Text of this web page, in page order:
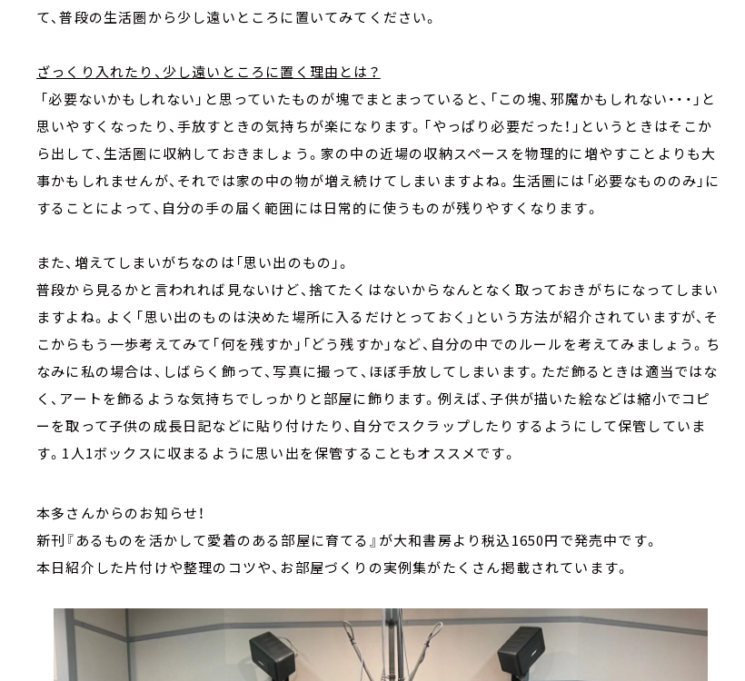
て、普段の生活圏から少し遠いところに置いてみてください。
ざっくり入れたり、少し遠いところに置く理由とは？
「必要ないかもしれない」と思っていたものが塊でまとまっていると、「この塊、邪魔かもしれない・・・」と
思いやすくなったり、手放すときの気持ちが楽になります。「やっぱり必要だった！」というときはそこか
ら出して、生活圏に収納しておきましょう。家の中の近場の収納スペースを物理的に増やすことよりも大
事かもしれませんが、それでは家の中の物が増え続けてしまいますよね。生活圏には「必要なもののみ」に
することによって、自分の手の届く範囲には日常的に使うものが残りやすくなります。
また、増えてしまいがちなのは「思い出のもの」。
普段から見るかと言われれば見ないけど、捨てたくはないからなんとなく取っておきがちになってしまい
ますよね。よく「思い出のものは決めた場所に入るだけとっておく」という方法が紹介されていますが、そ
こからもう一歩考えてみて「何を残すか」「どう残すか」など、自分の中でのルールを考えてみましょう。ち
なみに私の場合は、しばらく飾って、写真に撮って、ほぼ手放してしまいます。ただ飾るときは適当ではな
く、アートを飾るような気持ちでしっかりと部屋に飾ります。例えば、子供が描いた絵などは縮小でコピ
ーを取って子供の成長日記などに貼り付けたり、自分でスクラップしたりするようにして保管していま
す。1人1ボックスに収まるように思い出を保管することもオススメです。
本多さんからのお知らせ！
新刊『あるものを活かして愛着のある部屋に育てる』が大和書房より税込1650円で発売中です。
本日紹介した片付けや整理のコツや、お部屋づくりの実例集がたくさん掲載されています。